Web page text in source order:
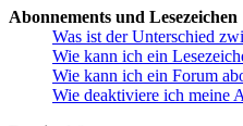
Abonnements und Lesezeichen
Was ist der Unterschied
Wie kann ich ein
Wie kann ich ein Forum
Wie deaktiviere ich meine